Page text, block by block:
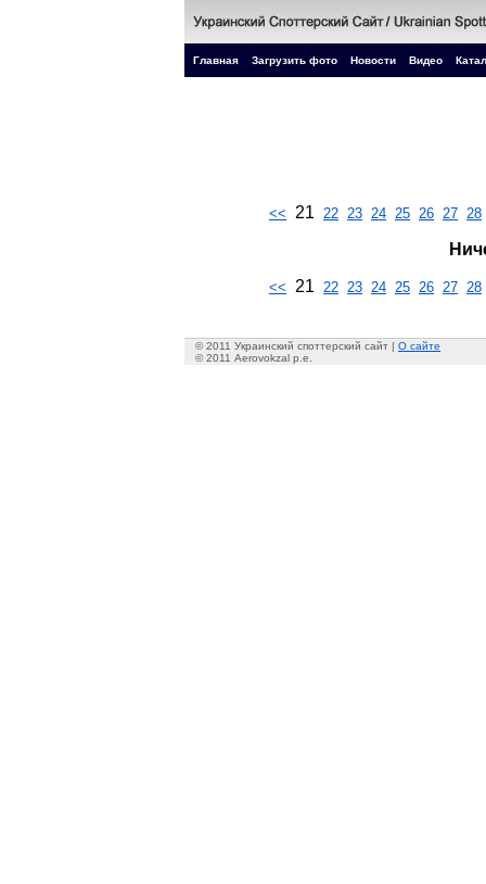
Главная Загрузить фото Новости Видео
<< 21 22 23 24 25 26 27 28
<< 21 22 23 24 25 26 27 28
© 2011 Украинский споттерский сайт | О сайте
© 2011 Aerovokzal p.e.